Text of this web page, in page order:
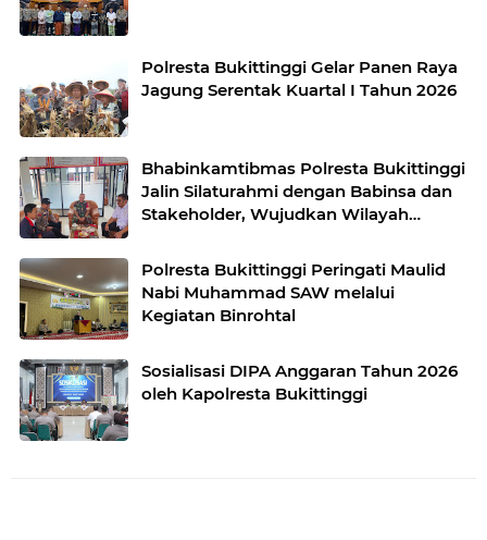
Polresta Bukittinggi Gelar Panen Raya
Jagung Serentak Kuartal I Tahun 2026
Bhabinkamtibmas Polresta Bukittinggi
Jalin Silaturahmi dengan Babinsa dan
Stakeholder, Wujudkan Wilayah
Polresta Bukittinggi Peringati Maulid
Nabi Muhammad SAW melalui
Kegiatan Binrohtal
Sosialisasi DIPA Anggaran Tahun 2026
oleh Kapolresta Bukittinggi